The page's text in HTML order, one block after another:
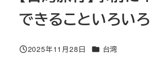
できることいろいろ
投稿日
2025年11月28日 カテゴリー
台湾